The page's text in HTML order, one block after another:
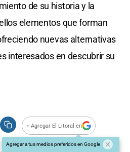
de su historia y la
elementos que forman
nuevas alternativas
interesados en descubrir su
+ Agregar El Litoral en
Agregar a tus medios preferidos en Google